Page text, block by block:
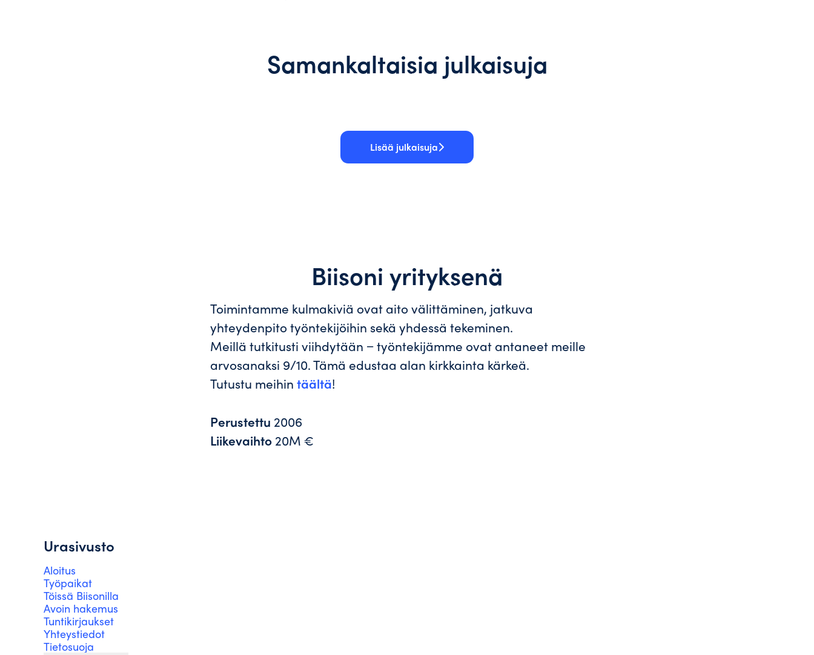
Samankaltaisia julkaisuja
Lisää julkaisuja
Biisoni yrityksenä
Toimintamme kulmakiviä ovat aito välittäminen, jatkuva
yhteydenpito työntekijöihin sekä yhdessä tekeminen.
Meillä tutkitusti viihdytään − työntekijämme ovat antaneet meille
arvosanaksi 9/10. Tämä edustaa alan kirkkainta kärkeä.
Tutustu meihin täältä!
Perustettu 2006
Liikevaihto 20M €
Urasivusto
Aloitus
Työpaikat
Töissä Biisonilla
Avoin hakemus
Tuntikirjaukset
Yhteystiedot
Tietosuoja